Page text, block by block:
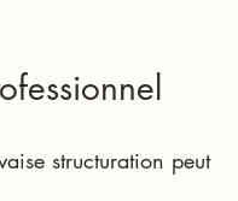
structuration peut